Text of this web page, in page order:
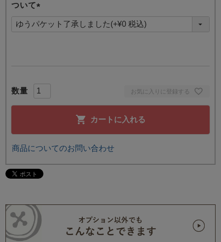
お気に入りに登録する
カートに入れる
ついて
(
必
商品についてのお問い合わせ